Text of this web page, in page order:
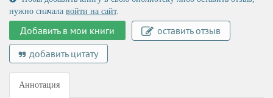
нужно сначала войти на сайт.
Добавить в мои книги
оставить отзыв
добавить цитату
Аннотация